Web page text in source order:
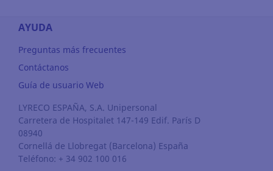
AYUDA
Preguntas más frecuentes
Contáctanos
Guía de usuario Web
LYRECO ESPAÑA, S.A. Unipersonal
Carretera de Hospitalet 147-149 Edif. París D
08940
Cornellá de Llobregat (Barcelona) España
Teléfono: + 34 902 100 016